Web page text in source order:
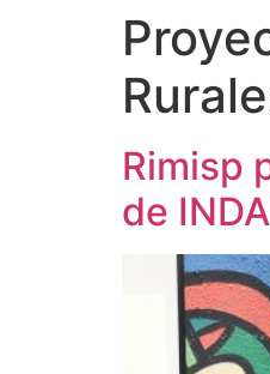
Rimisp
de